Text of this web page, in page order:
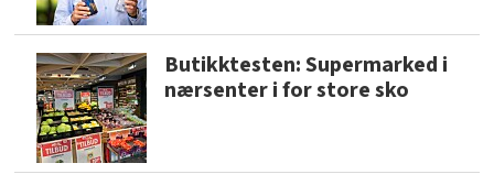
Butikktesten: Supermarked i
nærsenter i for store sko